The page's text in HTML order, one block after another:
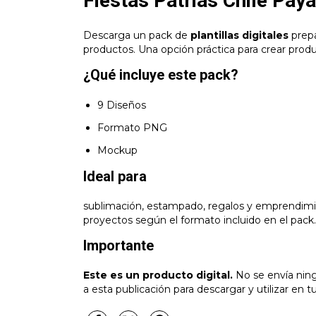
Descarga un pack de plantillas digitales
productos. Una opción práctica para crear
¿Qué incluye este pack?
9 Diseños
Formato PNG
Mockup
Ideal para
sublimación, estampado, regalos y
proyectos según el formato incluido en el pack.
Importante
Este es un producto digital. No se envía
a esta publicación para descargar y utilizar en